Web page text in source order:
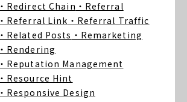
・Redirect Chain ・Referral
・Referral Link ・Referral Traffic
・Related Posts ・Remarketing
・Rendering
・Reputation Management
・Resource Hint
・Responsive Design